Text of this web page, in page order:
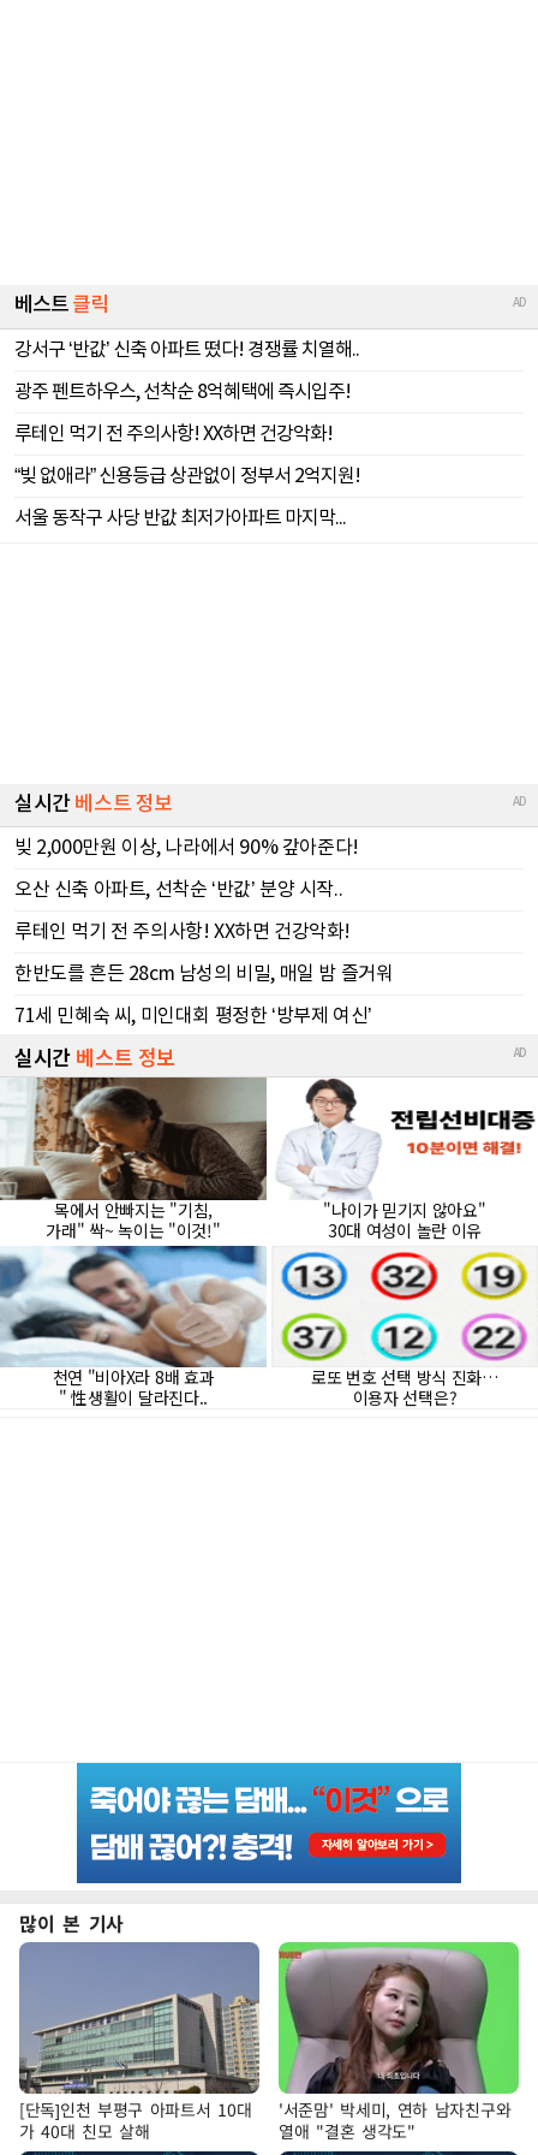
많이 본 기사
[단독]인천 부평구 아파트서 10대
가 40대 친모 살해
'서준맘' 박세미, 연하 남자친구와
열애 "결혼 생각도"